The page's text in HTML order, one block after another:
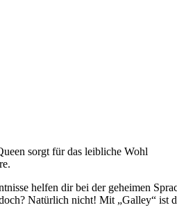
sorgt für das leibliche Wohl
helfen dir bei der geheimen
Natürlich nicht! Mit „Galley“ ist